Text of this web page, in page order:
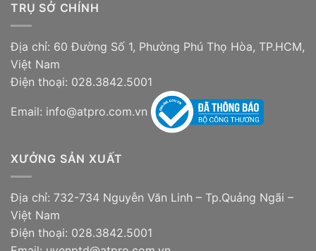
TRỤ SỞ CHÍNH
Địa chỉ: 60 Đường Số 1, Phường Phú Thọ Hòa, TP.HCM,
Việt Nam
Điện thoại: 028.3842.5001
Email: info@atpro.com.vn
XƯỞNG SẢN XUẤT
Địa chỉ: 732-734 Nguyễn Văn Linh – Tp.Quảng Ngãi –
Việt Nam
Điện thoại: 028.3842.5001